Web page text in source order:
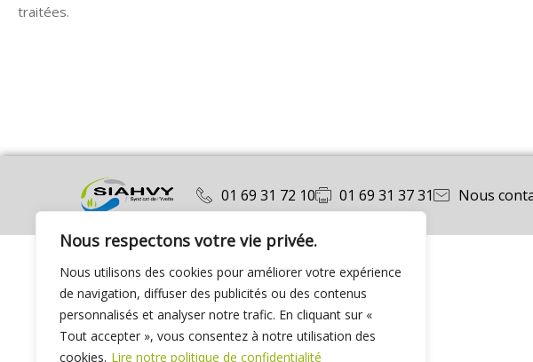
Nous respectons votre vie privée.
Nous utilisons des cookies pour améliorer votre expérience
de navigation, diffuser des publicités ou des contenus
personnalisés et analyser notre trafic. En cliquant sur «
Tout accepter », vous consentez à notre utilisation des
cookies. Lire notre politique de confidentialité
traitées.
01 69 31 72 10 01 69 31 37 31 Nous